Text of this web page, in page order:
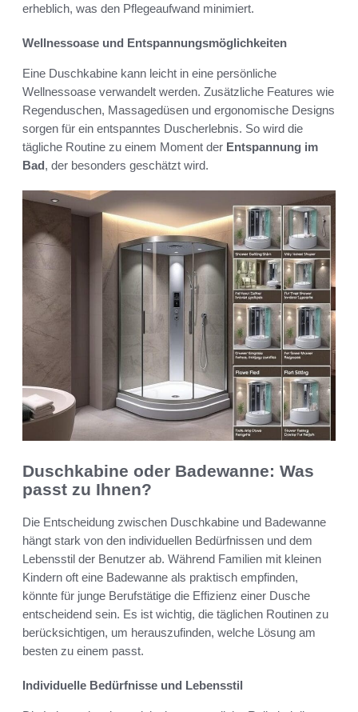
erheblich, was den Pflegeaufwand minimiert.
Wellnessoase und Entspannungsmöglichkeiten
Eine Duschkabine kann leicht in eine persönliche
Wellnessoase verwandelt werden. Zusätzliche Features wie
Regenduschen, Massagedüsen und ergonomische Designs
sorgen für ein entspanntes Duscherlebnis. So wird die
tägliche Routine zu einem Moment der Entspannung im
Bad, der besonders geschätzt wird.
Duschkabine oder Badewanne: Was
passt zu Ihnen?
Die Entscheidung zwischen Duschkabine und Badewanne
hängt stark von den individuellen Bedürfnissen und dem
Lebensstil der Benutzer ab. Während Familien mit kleinen
Kindern oft eine Badewanne als praktisch empfinden,
könnte für junge Berufstätige die Effizienz einer Dusche
entscheidend sein. Es ist wichtig, die täglichen Routinen zu
berücksichtigen, um herauszufinden, welche Lösung am
besten zu einem passt.
Individuelle Bedürfnisse und Lebensstil